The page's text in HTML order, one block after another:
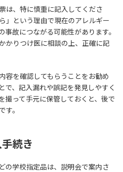
は、特に慎重に記入してくださ
」という理由で現在のアレルギー
故につながる可能性があります。
かりつけ医に相談の上、正確に記
容を確認してもらうことをお勧め
で、記入漏れや誤記を発見しやすく
撮って手元に保管しておくと、後で
す。
続き
の学校指定品は、説明会で案内さ